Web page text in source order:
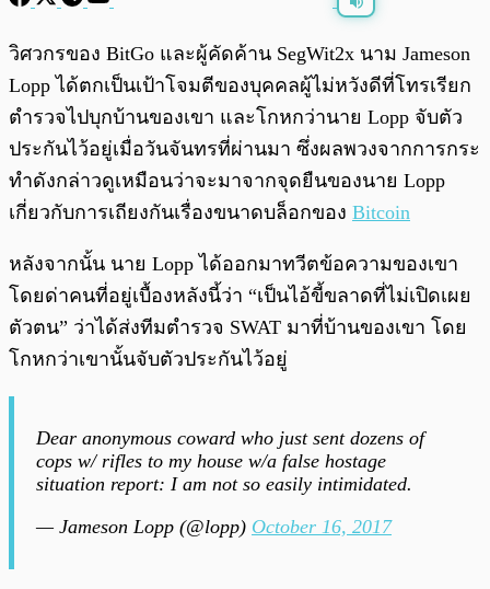
วิศวกรของ BitGo และผู้คัดค้าน SegWit2x นาม Jameson
Lopp ได้ตกเป็นเป้าโจมตีของบุคคลผู้ไม่หวังดีที่โทรเรียก
ตำรวจไปบุกบ้านของเขา และโกหกว่านาย Lopp จับตัว
ประกันไว้อยู่เมื่อวันจันทรที่ผ่านมา ซึ่งผลพวงจากการกระ
ทำดังกล่าวดูเหมือนว่าจะมาจากจุดยืนของนาย Lopp
เกี่ยวกับการเถียงกันเรื่องขนาดบล็อกของ Bitcoin
หลังจากนั้น นาย Lopp ได้ออกมาทวีตข้อความของเขา
โดยด่าคนที่อยู่เบื้องหลังนี้ว่า “เป็นไอ้ขี้ขลาดที่ไม่เปิดเผย
ตัวตน” ว่าได้ส่งทีมตำรวจ SWAT มาที่บ้านของเขา โดย
โกหกว่าเขานั้นจับตัวประกันไว้อยู่
Dear anonymous coward who just sent dozens of
cops w/ rifles to my house w/a false hostage
situation report: I am not so easily intimidated.
— Jameson Lopp (@lopp) October 16, 2017